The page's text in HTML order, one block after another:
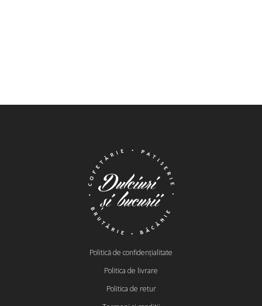
Politică de confidențialitate
Politica de livrare
Politica de retur